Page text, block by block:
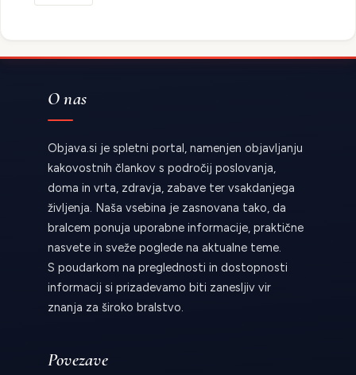
O nas
Objava.si je spletni portal, namenjen objavljanju
kakovostnih člankov s področij poslovanja,
doma in vrta, zdravja, zabave ter vsakdanjega
življenja. Naša vsebina je zasnovana tako, da
bralcem ponuja uporabne informacije, praktične
nasvete in sveže poglede na aktualne teme.
S poudarkom na preglednosti in dostopnosti
informacij si prizadevamo biti zanesljiv vir
znanja za široko bralstvo.
Povezave